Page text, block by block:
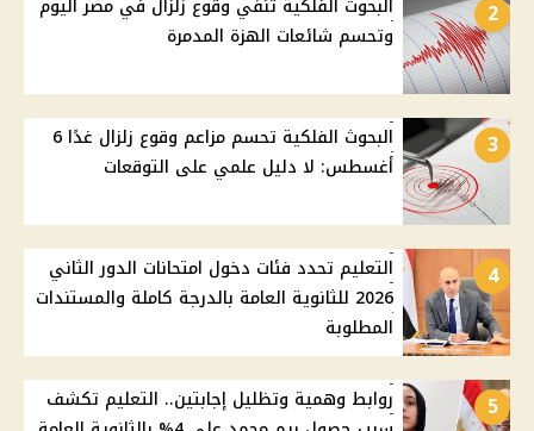
2
وتحسم شائعات الهزة المدمرة
3
البحوث الفلكية تحسم مزاعم وقوع زلزال غدًا 6
أغسطس: لا دليل علمي على التوقعات
4
التعليم تحدد فئات دخول امتحانات الدور الثاني
2026 للثانوية العامة بالدرجة كاملة والمستندات
المطلوبة
5
روابط وهمية وتظليل إجابتين.. التعليم تكشف